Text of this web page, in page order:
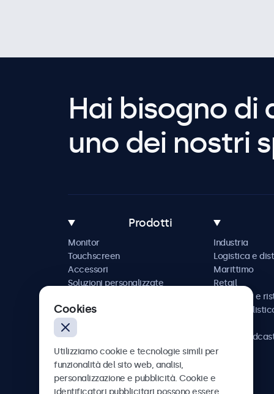
Hai bisogno di
uno dei nostri
Prodotti
Monitor
Touchscreen
Accessori
Soluzioni personalizzate
Industria
Logistica e
Marittimo
Retail
Ospitalità e
AV e
Sanità
Cookies
Utilizziamo cookie e tecnologie simili per
funzionalità del sito web, analisi,
personalizzazione e pubblicità. Cookie e
identificatori pubblicitari possono essere